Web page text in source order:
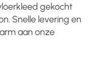
gekocht
Snelle levering en
aan onze